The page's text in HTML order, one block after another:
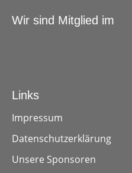
Wir sind Mitglied im
Links
Impressum
Datenschutzerklärung
Unsere Sponsoren